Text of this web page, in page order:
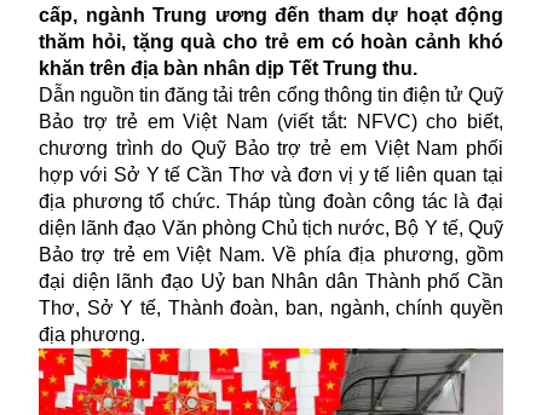
cấp, ngành Trung ương đến tham dự hoạt động
thăm hỏi, tặng quà cho trẻ em có hoàn cảnh khó
khăn trên địa bàn nhân dịp Tết Trung thu.
Dẫn nguồn tin đăng tải trên cổng thông tin điện tử Quỹ
Bảo trợ trẻ em Việt Nam (viết tắt: NFVC) cho biết,
chương trình do Quỹ Bảo trợ trẻ em Việt Nam phối
hợp với Sở Y tế Cần Thơ và đơn vị y tế liên quan tại
địa phương tổ chức. Tháp tùng đoàn công tác là đại
diện lãnh đạo Văn phòng Chủ tịch nước, Bộ Y tế, Quỹ
Bảo trợ trẻ em Việt Nam. Về phía địa phương, gồm
đại diện lãnh đạo Uỷ ban Nhân dân Thành phố Cần
Thơ, Sở Y tế, Thành đoàn, ban, ngành, chính quyền
địa phương.